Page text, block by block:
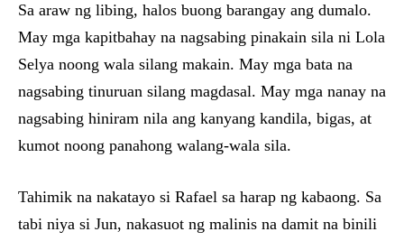
Sa araw ng libing, halos buong barangay ang dumalo.
May mga kapitbahay na nagsabing pinakain sila ni Lola
Selya noong wala silang makain. May mga bata na
nagsabing tinuruan silang magdasal. May mga nanay na
nagsabing hiniram nila ang kanyang kandila, bigas, at
kumot noong panahong walang-wala sila.
Tahimik na nakatayo si Rafael sa harap ng kabaong. Sa
tabi niya si Jun, nakasuot ng malinis na damit na binili